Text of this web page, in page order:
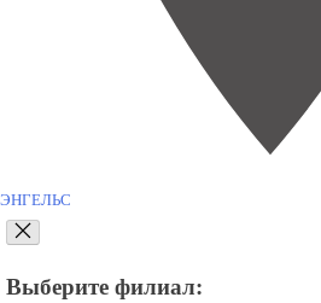
ЭНГЕЛЬС
Выберите филиал: